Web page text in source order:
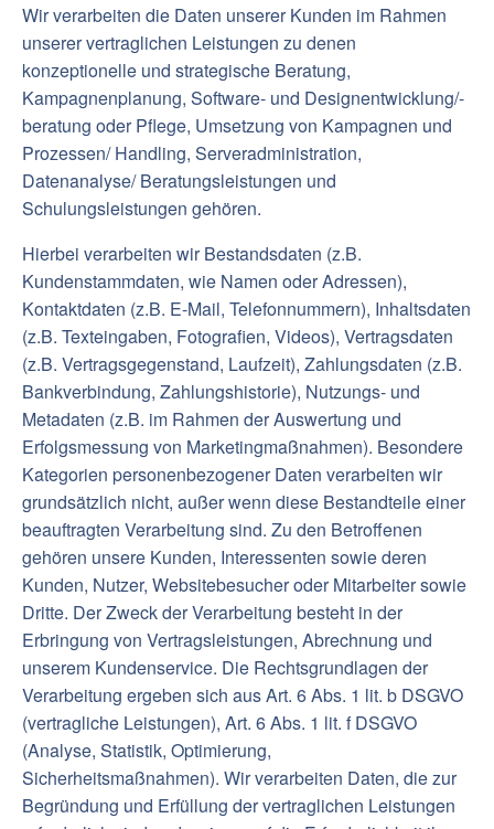
Wir verarbeiten die Daten unserer Kunden im Rahmen
unserer vertraglichen Leistungen zu denen
konzeptionelle und strategische Beratung,
Kampagnenplanung, Software- und Designentwicklung/-
beratung oder Pflege, Umsetzung von Kampagnen und
Prozessen/ Handling, Serveradministration,
Datenanalyse/ Beratungsleistungen und
Schulungsleistungen gehören.
Hierbei verarbeiten wir Bestandsdaten (z.B.
Kundenstammdaten, wie Namen oder Adressen),
Kontaktdaten (z.B. E-Mail, Telefonnummern), Inhaltsdaten
(z.B. Texteingaben, Fotografien, Videos), Vertragsdaten
(z.B. Vertragsgegenstand, Laufzeit), Zahlungsdaten (z.B.
Bankverbindung, Zahlungshistorie), Nutzungs- und
Metadaten (z.B. im Rahmen der Auswertung und
Erfolgsmessung von Marketingmaßnahmen). Besondere
Kategorien personenbezogener Daten verarbeiten wir
grundsätzlich nicht, außer wenn diese Bestandteile einer
beauftragten Verarbeitung sind. Zu den Betroffenen
gehören unsere Kunden, Interessenten sowie deren
Kunden, Nutzer, Websitebesucher oder Mitarbeiter sowie
Dritte. Der Zweck der Verarbeitung besteht in der
Erbringung von Vertragsleistungen, Abrechnung und
unserem Kundenservice. Die Rechtsgrundlagen der
Verarbeitung ergeben sich aus Art. 6 Abs. 1 lit. b DSGVO
(vertragliche Leistungen), Art. 6 Abs. 1 lit. f DSGVO
(Analyse, Statistik, Optimierung,
Sicherheitsmaßnahmen). Wir verarbeiten Daten, die zur
Begründung und Erfüllung der vertraglichen Leistungen